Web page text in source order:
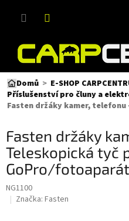
Domů E-SHOP
Příslušenství pro čluny a
Fasten držáky
Teleskopická tyč
GoPro/fotoaparát
NG1100
Značka: Fasten